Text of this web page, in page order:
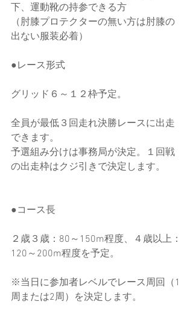
下、運動靴の持参できる方
（肘膝プロテクターの無い方は肘膝の
出ない服装必着）
●レース形式
グリッド６～１２枠予定。
全員が最低３回走れ決勝レースに出走
できます。
予選組み分けは事務局が決定。１回戦
の出走枠はクジ引きで決定します。
●コース長
２歳３歳：80～150m程度、４歳以上：
120～200m程度を予定。
※当日に参加者レベルでレース周回（1
周または2周）を決定します。